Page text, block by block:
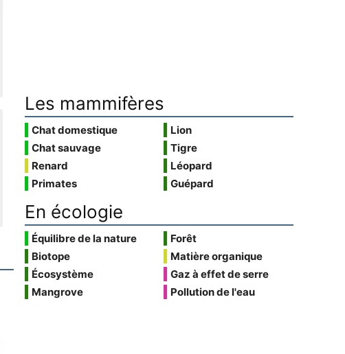
Les mammifères
Chat domestique
Chat sauvage
Renard
Primates
Lion
Tigre
Léopard
Guépard
En écologie
Équilibre de la nature
Biotope
Écosystème
Mangrove
Forêt
Matière organique
Gaz à effet de serre
Pollution de l'eau